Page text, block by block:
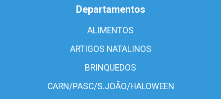
Departamentos
ALIMENTOS
ARTIGOS NATALINOS
BRINQUEDOS
CARN/PASC/S.JOÃO/HALOWEEN